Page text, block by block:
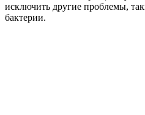
исключить другие проблемы,
бактерии.